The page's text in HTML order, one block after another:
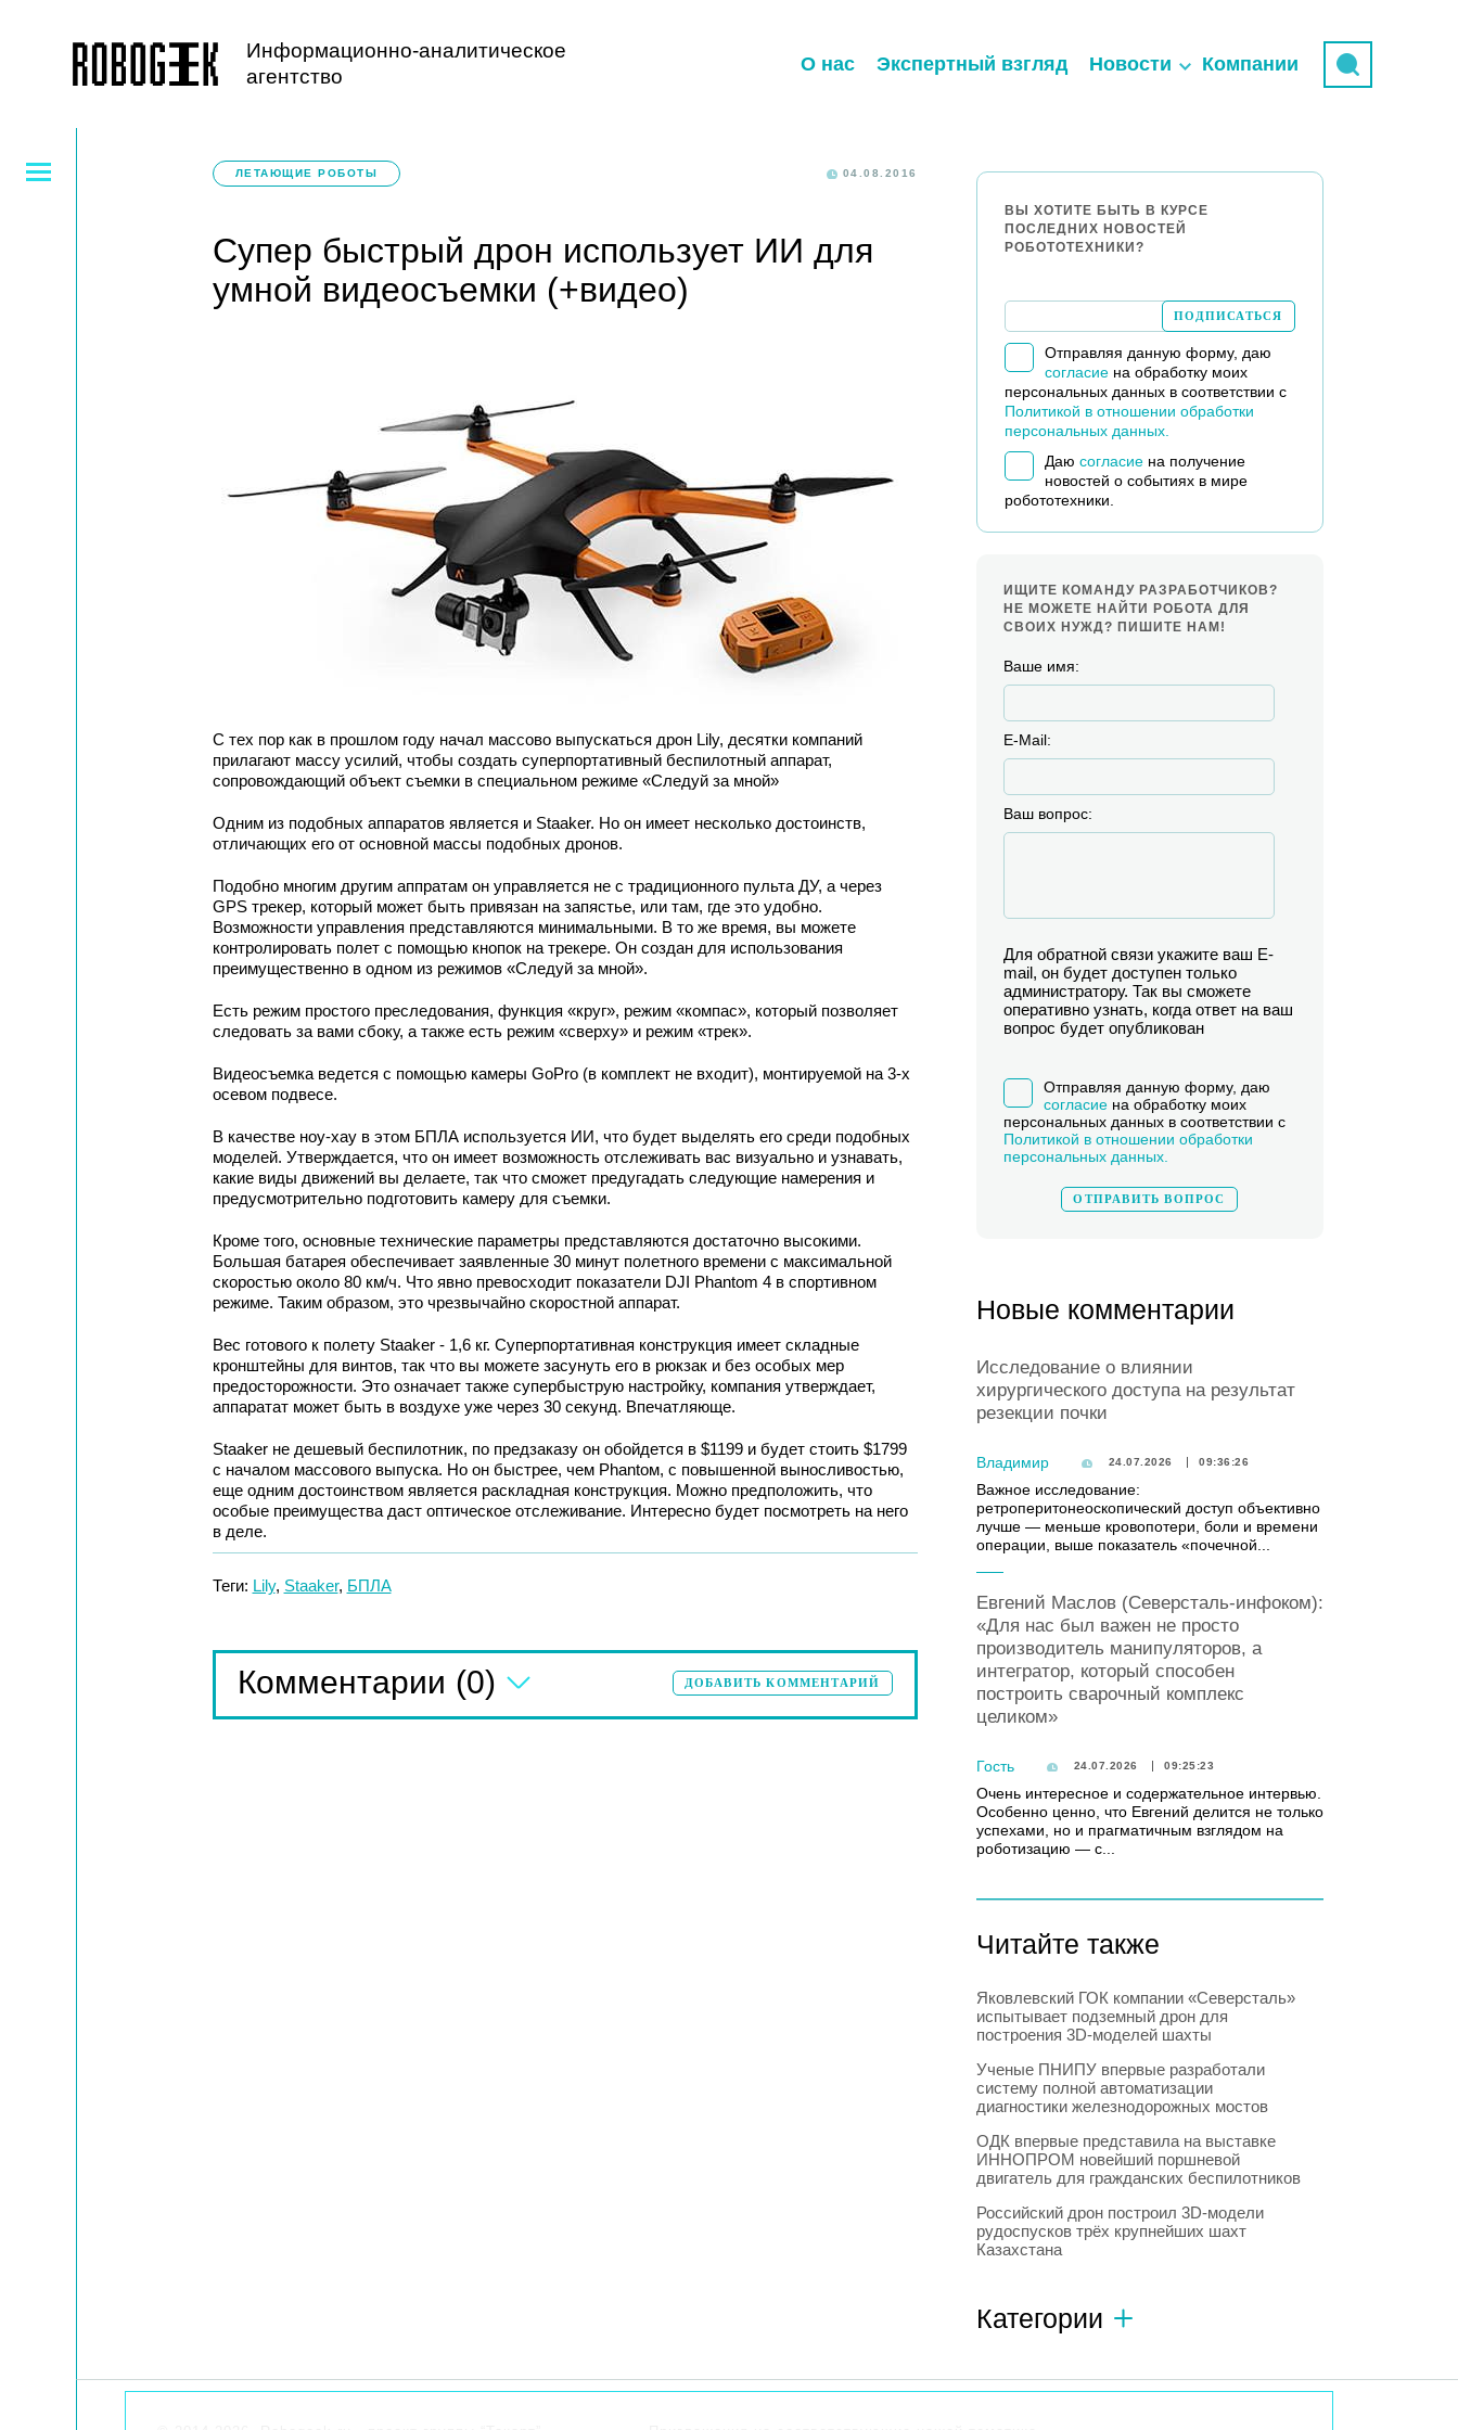
Информационно-аналитическое
агентство
О нас Экспертный взгляд Новости Компании
ЛЕТАЮЩИЕ РОБОТЫ 04.08.2016
Супер быстрый дрон использует ИИ для
умной видеосъемки (+видео)
С тех пор как в прошлом году начал массово выпускаться дрон Lily, десятки компаний
прилагают массу усилий, чтобы создать суперпортативный беспилотный аппарат,
сопровождающий объект съемки в специальном режиме «Следуй за мной»
Одним из подобных аппаратов является и Staaker. Но он имеет несколько достоинств,
отличающих его от основной массы подобных дронов.
Подобно многим другим аппратам он управляется не с традиционного пульта ДУ, а через
GPS трекер, который может быть привязан на запястье, или там, где это удобно.
Возможности управления представляются минимальными. В то же время, вы можете
контролировать полет с помощью кнопок на трекере. Он создан для использования
преимущественно в одном из режимов «Следуй за мной».
Есть режим простого преследования, функция «круг», режим «компас», который позволяет
следовать за вами сбоку, а также есть режим «сверху» и режим «трек».
Видеосъемка ведется с помощью камеры GoPro (в комплект не входит), монтируемой на 3-х
осевом подвесе.
В качестве ноу-хау в этом БПЛА используется ИИ, что будет выделять его среди подобных
моделей. Утверждается, что он имеет возможность отслеживать вас визуально и узнавать,
какие виды движений вы делаете, так что cможет предугадать следующие намерения и
предусмотрительно подготовить камеру для съемки.
Кроме того, основные технические параметры представляются достаточно высокими.
Большая батарея обеспечивает заявленные 30 минут полетного времени с максимальной
скоростью около 80 км/ч. Что явно превосходит показатели DJI Phantom 4 в спортивном
режиме. Таким образом, это чрезвычайно скоростной аппарат.
Вес готового к полету Staaker - 1,6 кг. Суперпортативная конструкция имеет складные
кронштейны для винтов, так что вы можете засунуть его в рюкзак и без особых мер
предосторожности. Это означает также супербыструю настройку, компания утверждает,
аппаратат может быть в воздухе уже через 30 секунд. Впечатляюще.
Staaker не дешевый беспилотник, по предзаказу он обойдется в $1199 и будет стоить $1799
с началом массового выпуска. Но он быстрее, чем Phantoм, с повышенной выносливостью,
еще одним достоинством является раскладная конструкция. Можно предположить, что
особые преимущества даст оптическое отслеживание. Интересно будет посмотреть на него
в деле.
Теги: Lily, Staaker, БПЛА
Комментарии (0) ДОБАВИТЬ КОММЕНТАРИЙ
ВЫ ХОТИТЕ БЫТЬ В КУРСЕ
ПОСЛЕДНИХ НОВОСТЕЙ
РОБОТОТЕХНИКИ?
Отправляя данную форму, даю
согласиена обработку моих
персональных данных в соответствии с
Политикой в отношении обработки
персональных данных.
Даю согласиена получение
новостей о событиях в мире
робототехники.
ИЩИТЕ КОМАНДУ РАЗРАБОТЧИКОВ?
НЕ МОЖЕТЕ НАЙТИ РОБОТА ДЛЯ
СВОИХ НУЖД? ПИШИТЕ НАМ!
Ваше имя:
E-Mail:
Ваш вопрос:
Для обратной связи укажите ваш E-
mail, он будет доступен только
администратору. Так вы сможете
оперативно узнать, когда ответ на ваш
вопрос будет опубликован
Отправляя данную форму, даю
согласиена обработку моих
персональных данных в соответствии с
Политикой в отношении обработки
персональных данных.
Новые комментарии
Исследование о влиянии
хирургического доступа на результат
резекции почки
Владимир 24.07.2026 09:36:26
Важное исследование:
ретроперитонеоскопический доступ объективно
лучше — меньше кровопотери, боли и времени
операции, выше показатель «почечной...
Евгений Маслов (Северсталь-инфоком):
«Для нас был важен не просто
производитель манипуляторов, а
интегратор, который способен
построить сварочный комплекс
целиком»
Гость 24.07.2026 09:25:23
Очень интересное и содержательное интервью.
Особенно ценно, что Евгений делится не только
успехами, но и прагматичным взглядом на
роботизацию — с...
Читайте также
Яковлевский ГОК компании «Северсталь»
испытывает подземный дрон для
построения 3D-моделей шахты
Ученые ПНИПУ впервые разработали
систему полной автоматизации
диагностики железнодорожных мостов
ОДК впервые представила на выставке
ИННОПРОМ новейший поршневой
двигатель для гражданских беспилотников
Российский дрон построил 3D-модели
рудоспусков трёх крупнейших шахт
Казахстана
Категории